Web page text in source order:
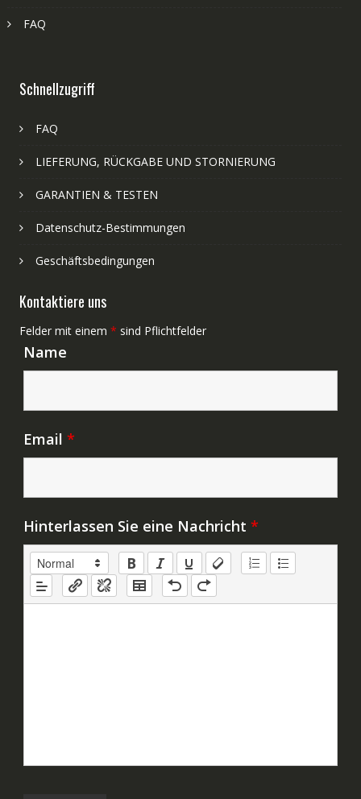
FAQ
Schnellzugriff
FAQ
LIEFERUNG, RÜCKGABE UND STORNIERUNG
GARANTIEN & TESTEN
Datenschutz-Bestimmungen
Geschäftsbedingungen
Kontaktiere uns
Felder mit einem * sind Pflichtfelder
Name
Email *
Hinterlassen Sie eine Nachricht *